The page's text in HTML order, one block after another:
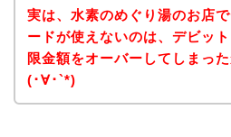
実は、水素のめぐり湯のお店
ードが使えないのは、デビッ
限金額をオーバーしてしまった
(･∀･`*)